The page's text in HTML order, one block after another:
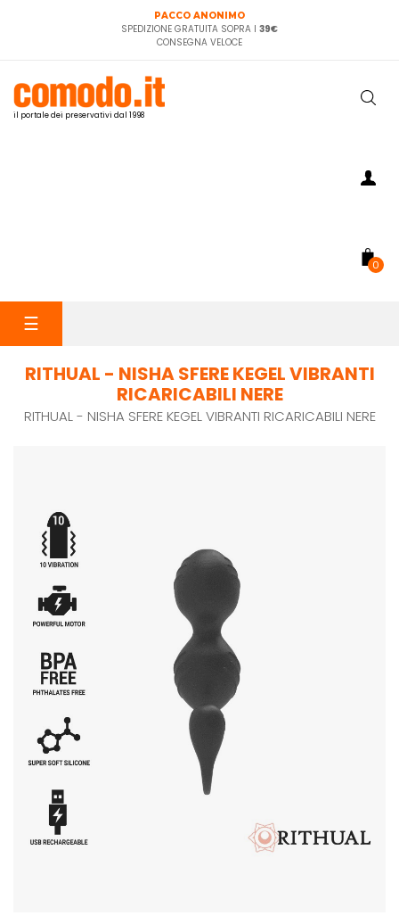
PACCO ANONIMO
SPEDIZIONE GRATUITA SOPRA I 39€
CONSEGNA VELOCE
il portale dei preservativi dal 1998
0
navigazione
☰
RITHUAL - NISHA SFERE KEGEL VIBRANTI
RICARICABILI NERE
RITHUAL - NISHA SFERE KEGEL VIBRANTI RICARICABILI NERE